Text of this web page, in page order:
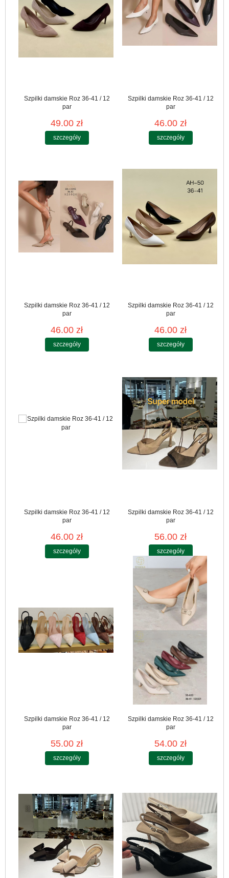
Szpilki damskie Roz 36-41 / 12
par
49.00 zł
szczegóły
Szpilki damskie Roz 36-41 / 12
par
46.00 zł
szczegóły
Szpilki damskie Roz 36-41 / 12
par
46.00 zł
szczegóły
Szpilki damskie Roz 36-41 / 12
par
46.00 zł
szczegóły
Szpilki damskie Roz 36-41 / 12
par
46.00 zł
szczegóły
Szpilki damskie Roz 36-41 / 12
par
56.00 zł
szczegóły
Szpilki damskie Roz 36-41 / 12
par
55.00 zł
szczegóły
Szpilki damskie Roz 36-41 / 12
par
54.00 zł
szczegóły